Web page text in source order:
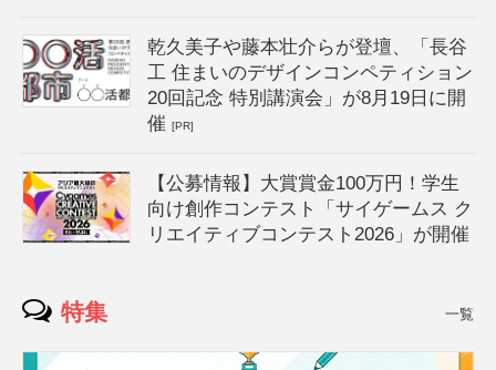
乾久美子や藤本壮介らが登壇、「長谷
工 住まいのデザインコンペティション
20回記念 特別講演会」が8月19日に開
催[PR]
【公募情報】大賞賞金100万円！学生
向け創作コンテスト「サイゲームス ク
リエイティブコンテスト2026」が開催
特集 一覧